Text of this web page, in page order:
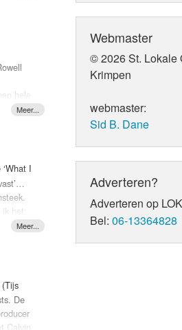
hoe
dat
hele
I
het:
mens
nu
De
Calvin
Webmaster
© 2026 St. Lokale
Krimpen
webmaster:
Sid B. Dane
Adverteren?
Adverteren op
Bel:06-13364828